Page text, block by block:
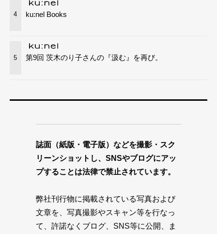
4 ku:nel Books
5 第9回 茨木のり子さんの『汲む』を再び。
誌面（紙版・電子版）などを撮影・スク
リーンショットし、SNSやブログにアッ
プすることは法律で禁止されています。
弊社刊行物に掲載されている写真および
文章を、写真撮影やスキャン等を行なっ
て、許諾なくブログ、SNS等に公開、ま